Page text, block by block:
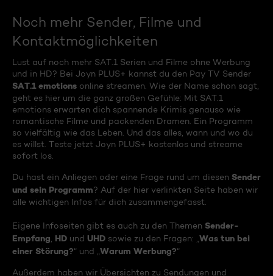
Noch mehr Sender, Filme und
Kontaktmöglichkeiten
Lust auf noch mehr SAT.1 Serien und Filme ohne Werbung
und in HD? Bei Joyn PLUS+ kannst du den Pay TV Sender
SAT.1 emotions online streamen. Wie der Name schon sagt,
geht es hier um die ganz großen Gefühle: Mit SAT.1
emotions erwarten dich spannende Krimis genauso wie
romantische Filme und packenden Dramen. Ein Programm
so vielfältig wie das Leben. Und das alles, wann und wo du
es willst. Teste jetzt Joyn PLUS+ kostenlos und streame
sofort los.
Du hast ein Anliegen oder eine Frage rund um diesen Sender
und sein Programm? Auf der hier verlinkten Seite haben wir
alle wichtigen Infos für dich zusammengefasst.
Eigene Infoseiten gibt es auch zu den Themen Sender-
Empfang HD und UHD sowie zu den Fragen: „ Was tun bei
einer Störung?“ und „ Warum Werbung?“
Außerdem haben wir Übersichten zu Sendungen und